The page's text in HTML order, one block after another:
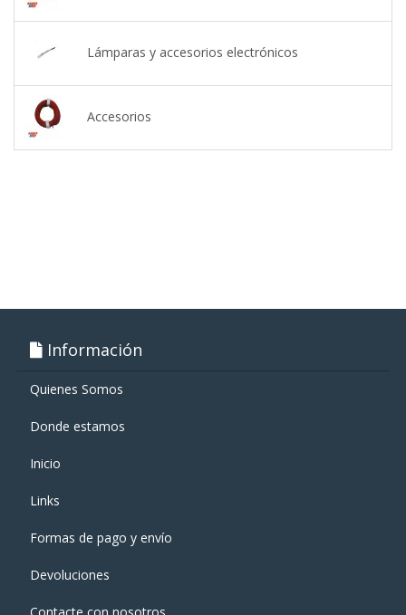
Lámparas y accesorios electrónicos
Accesorios
Información
Quienes Somos
Donde estamos
Inicio
Links
Formas de pago y enví­o
Devoluciones